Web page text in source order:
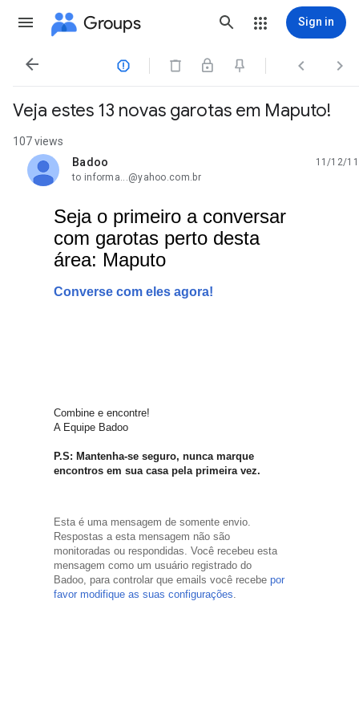
Groups Sign in
   
Veja estes 13 novas garotas em Maputo!
107 views
Badoo
unread,
11/12/11
to informa...@yahoo.com.br
Seja o primeiro a conversar
com garotas perto desta
área: Maputo
Converse com eles agora!
Combine e encontre!
A Equipe Badoo
P.S: Mantenha-se seguro, nunca marque
encontros em sua casa pela primeira vez.
Esta é uma mensagem de somente envio.
Respostas a esta mensagem não são
monitoradas ou respondidas. Você recebeu esta
mensagem como um usuário registrado do
Badoo, para controlar que emails você recebe por
favor modifique as suas configurações.